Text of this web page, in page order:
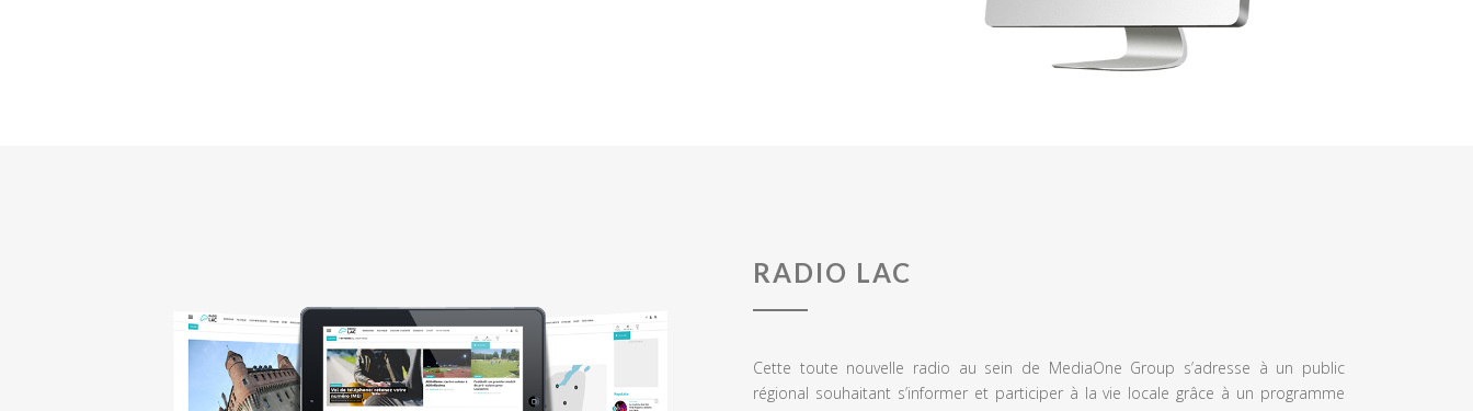
RADIO LAC
Cette toute nouvelle radio au sein de MediaOne Group s’adresse à un public
régional souhaitant s’informer et participer à la vie locale grâce à un programme